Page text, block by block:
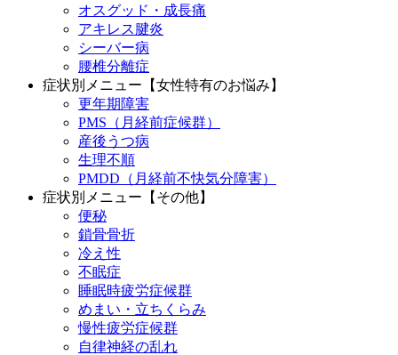
オスグッド・成長痛
アキレス腱炎
シーバー病
腰椎分離症
症状別メニュー【女性特有のお悩み】
更年期障害
PMS（月経前症候群）
産後うつ病
生理不順
PMDD（月経前不快気分障害）
症状別メニュー【その他】
便秘
鎖骨骨折
冷え性
不眠症
睡眠時疲労症候群
めまい・立ちくらみ
慢性疲労症候群
自律神経の乱れ